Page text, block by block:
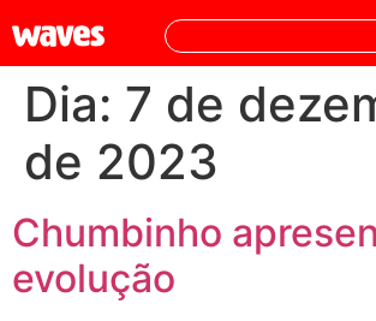
Dia: 7 de
de 2023
Chumbinho
evolução